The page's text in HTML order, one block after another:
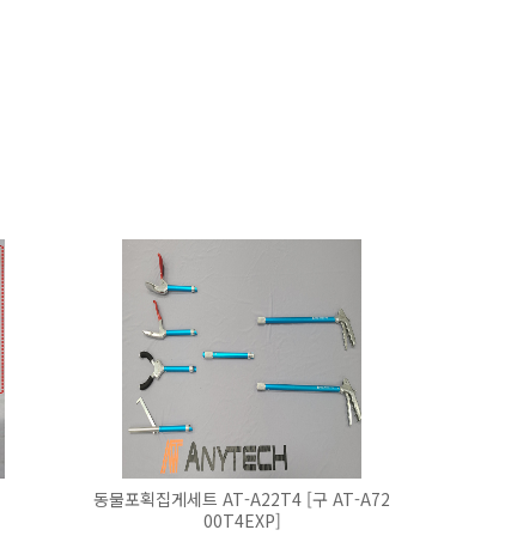
동물포획집게세트 AT-A22T4 [구 AT-A72
00T4EXP]